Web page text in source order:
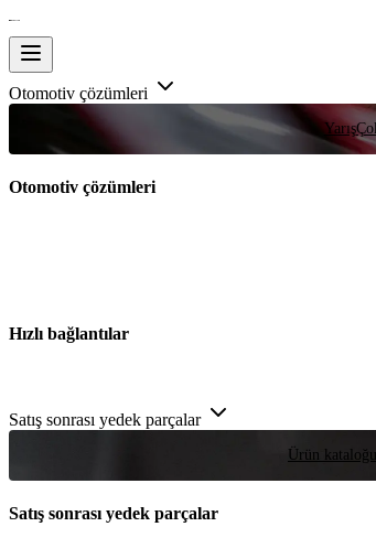
Otomotiv çözümleri
Yarış
Otomotiv çözümleri
Hızlı bağlantılar
Satış sonrası yedek parçalar
Ürün kataloğu
Satış sonrası yedek parçalar